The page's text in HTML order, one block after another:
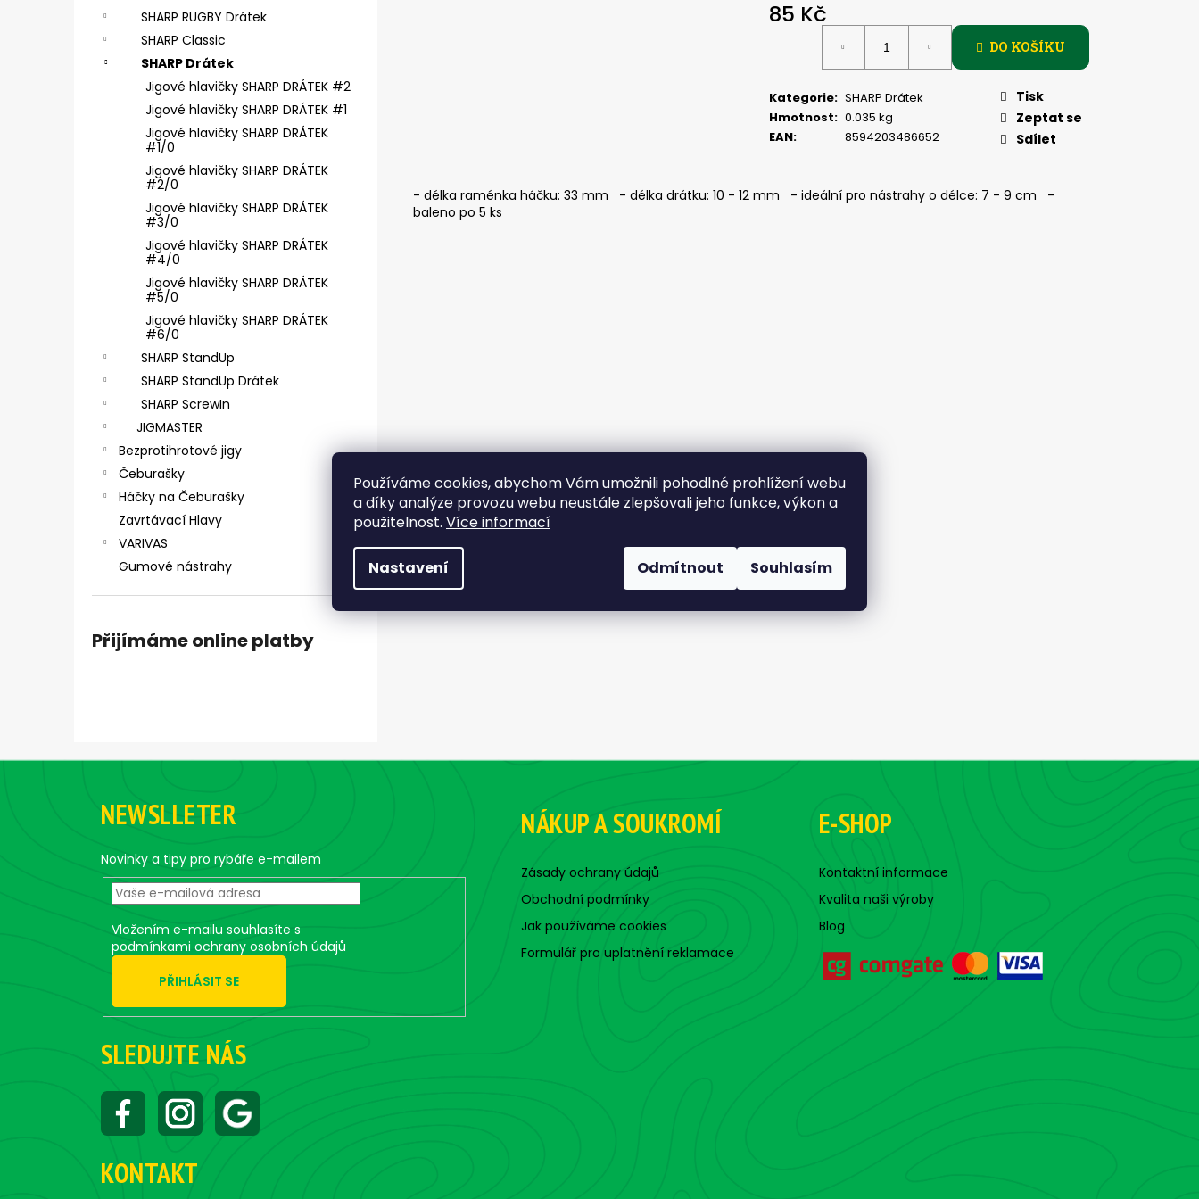
Používáme cookies, abychom Vám umožnili pohodlné prohlížení webu
a díky analýze provozu webu neustále zlepšovali jeho funkce, výkon a
použitelnost. Více informací
Nastavení Odmítnout Souhlasím
SHARP RUGBY Drátek
SHARP Classic
SHARP Drátek
Jigové hlavičky SHARP DRÁTEK #2
Jigové hlavičky SHARP DRÁTEK #1
Jigové hlavičky SHARP DRÁTEK
#1/0
Jigové hlavičky SHARP DRÁTEK
#2/0
Jigové hlavičky SHARP DRÁTEK
#3/0
Jigové hlavičky SHARP DRÁTEK
#4/0
Jigové hlavičky SHARP DRÁTEK
#5/0
Jigové hlavičky SHARP DRÁTEK
#6/0
SHARP StandUp
SHARP StandUp Drátek
SHARP ScrewIn
JIGMASTER
Bezprotihrotové jigy
Čeburašky
Háčky na Čeburašky
Zavrtávací Hlavy
VARIVAS
Gumové nástrahy
Přijímáme online platby
85 Kč
DO KOŠÍKU
Kategorie: SHARP Drátek
Hmotnost: 0.035 kg
EAN: 8594203486652
Tisk
Zeptat se
Sdílet
- délka raménka háčku: 33 mm - délka drátku: 10 - 12 mm - ideální pro nástrahy o délce: 7 - 9 cm -
baleno po 5 ks
SICKLE #6 - 5 KS, 4 G
SICKLE #6 - 5 KS, 2 G
Z
NEWSLLETER
Novinky a tipy pro rybáře e-mailem
Vložením e-mailu souhlasíte s
podmínkami ochrany osobních údajů
PŘIHLÁSIT SE
SLEDUJTE NÁS
KONTAKT
NÁKUP A SOUKROMÍ
Zásady ochrany údajů
Obchodní podmínky
Jak používáme cookies
Formulář pro uplatnění reklamace
E-SHOP
Kontaktní informace
Kvalita naši výroby
Blog